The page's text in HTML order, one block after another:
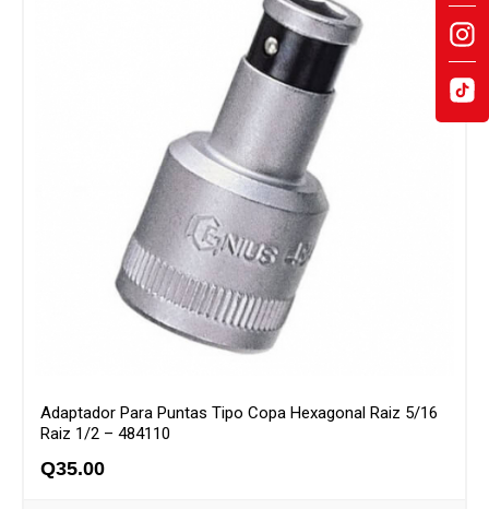
Adaptador Para Puntas Tipo Copa Hexagonal Raiz 5/16
Raiz 1/2 – 484110
Q35.00